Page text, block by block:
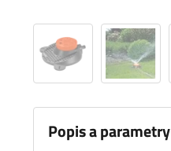
Popis a parametry